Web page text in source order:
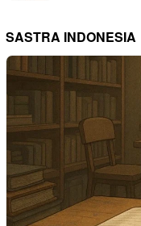
SASTRA INDONESIA